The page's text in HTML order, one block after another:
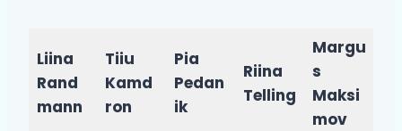
Liina
Rand
mann
Tiiu
Kamd
ron
Pia
Pedan
ik
Riina
Telling
Margu
s
Maksi
mov